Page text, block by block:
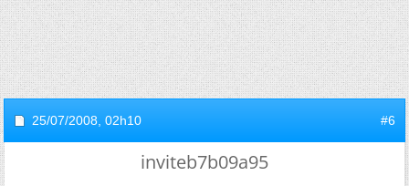
25/07/2008, 02h10 #6
inviteb7b09a95